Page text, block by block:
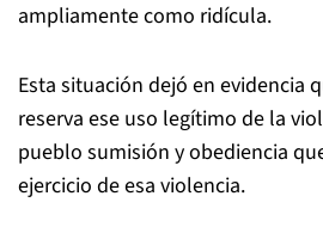
ampliamente como ridícula.
Esta situación dejó en evidencia
reserva ese uso legítimo de la
pueblo sumisión y obediencia
ejercicio de esa violencia.